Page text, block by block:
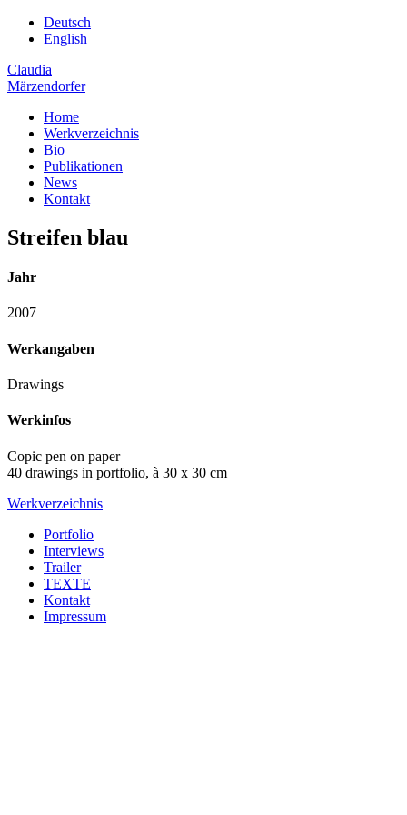
Deutsch
English
Claudia
Märzendorfer
Home
Werkverzeichnis
Bio
Publikationen
News
Kontakt
Streifen blau
Jahr
2007
Werkangaben
Drawings
Werkinfos
Copic pen on paper
40 drawings in portfolio, à 30 x 30 cm
Werkverzeichnis
Portfolio
Interviews
Trailer
TEXTE
Kontakt
Impressum